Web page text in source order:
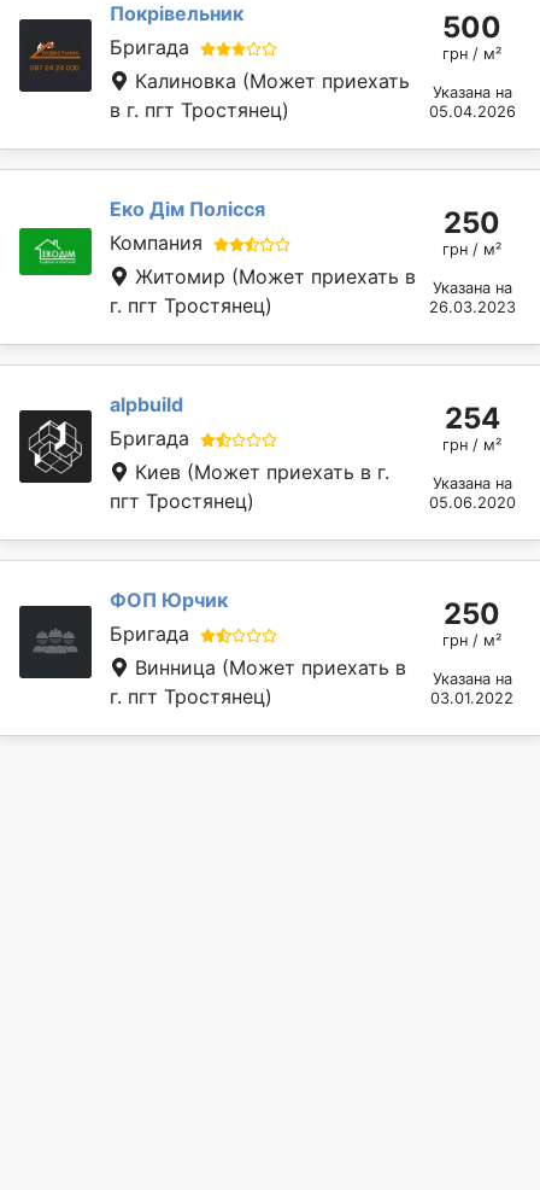
Покрівельник
Бригада
Калиновка (Может приехать
в г. пгт Тростянец)
500
грн / м²
Указана на
05.04.2026
Еко Дім Полісся
Компания
Житомир (Может приехать в
г. пгт Тростянец)
250
грн / м²
Указана на
26.03.2023
alpbuild
Бригада
Киев (Может приехать в г.
пгт Тростянец)
254
грн / м²
Указана на
05.06.2020
ФОП Юрчик
Бригада
Винница (Может приехать в
г. пгт Тростянец)
250
грн / м²
Указана на
03.01.2022